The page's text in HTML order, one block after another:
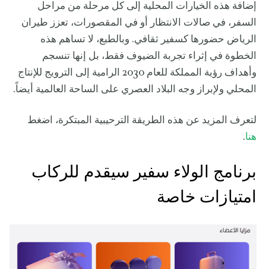
إضافة هذه الخيارات المحلية إلى كل مرحلة من مراحل
السفر، في صالات الانتظار أو في المقصورات، تعزز طيران
الرياض حضورها كسفير ثقافي. وبالطبع، لا تساهم هذه
الخطوة في إثراء تجربة الضيوف فقط، بل إنها تنسجم
وأهداف رؤية المملكة للعام 2030 الرامية إلى الترويج للإنتاج
المحلي ولإبراز وجه البلاد العصري على الساحة العالمية أيضاً.
لتعرف المزيد عن هذه الطريقة الترحيبية المبتكرة، اضغط
هنا.
برنامج الولاء سفير سيقدم للركاب
امتيازات خاصة